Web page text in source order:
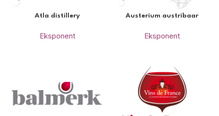
Atla distillery
Eksponent
Austerium austribaar
Eksponent